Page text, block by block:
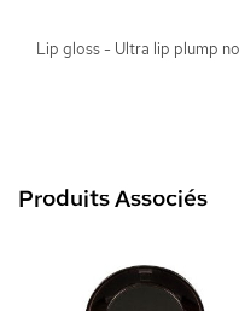
Lip gloss - Ultra lip plump
Produits Associés